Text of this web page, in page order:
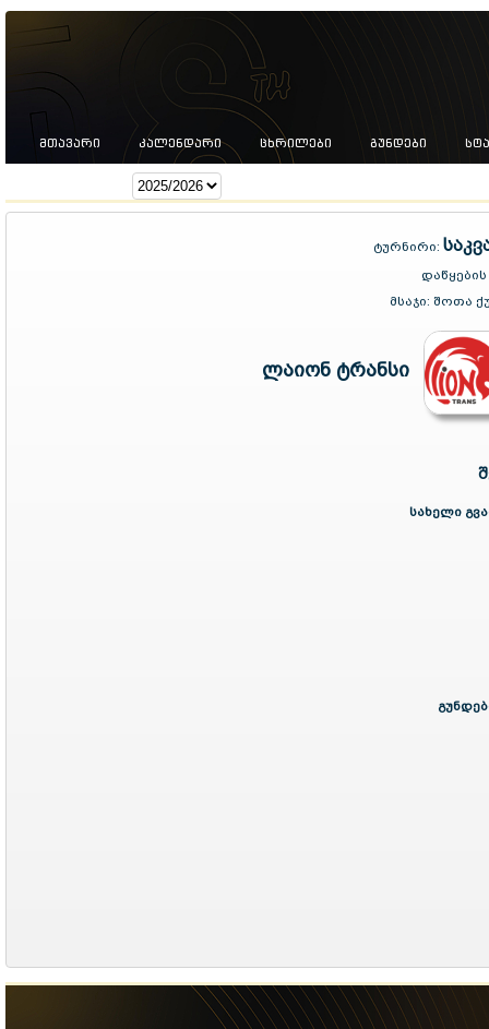
ᲛᲗᲐᲕᲐᲠᲘ ᲙᲐᲚᲔᲜᲓᲐᲠᲘ ᲪᲮᲠᲘᲚᲔᲑᲘ ᲒᲣᲜᲓᲔᲑᲘ
ტურნირი:
მსაჯი: შოთა
ლაიონ ტრანსი
სახელი